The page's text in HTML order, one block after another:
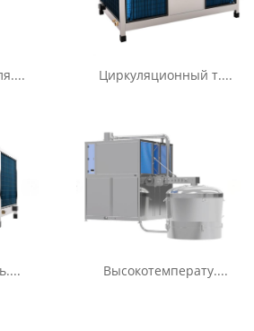
Циркуляционный т....
Высокотемперату....